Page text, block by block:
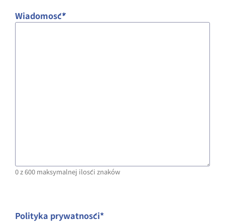
ukośnik
RRRR
Wiadomość*
0 z 600 maksymalnej ilości znaków
Polityka prywatności*